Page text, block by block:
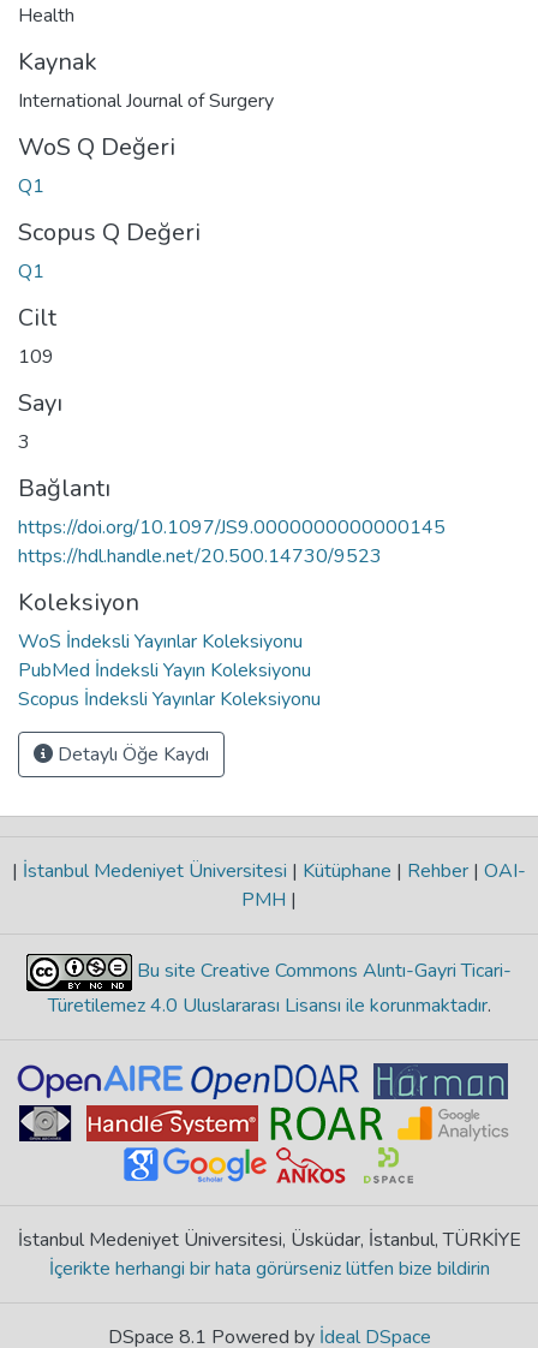
Health
Kaynak
International Journal of Surgery
WoS Q Değeri
Q1
Scopus Q Değeri
Q1
Cilt
109
Sayı
3
Bağlantı
https://doi.org/10.1097/JS9.0000000000000145
https://hdl.handle.net/20.500.14730/9523
Koleksiyon
WoS İndeksli Yayınlar Koleksiyonu
PubMed İndeksli Yayın Koleksiyonu
Scopus İndeksli Yayınlar Koleksiyonu
Detaylı Öğe Kaydı
| İstanbul Medeniyet Üniversitesi | Kütüphane | Rehber | OAI-
PMH |
Bu site Creative Commons Alıntı-Gayri Ticari-
Türetilemez 4.0 Uluslararası Lisansı ile korunmaktadır.
İstanbul Medeniyet Üniversitesi, Üsküdar, İstanbul, TÜRKİYE
İçerikte herhangi bir hata görürseniz lütfen bize bildirin
DSpace 8.1 Powered by İdeal DSpace